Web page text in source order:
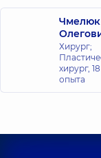
Хирург;
хирург,
опыта